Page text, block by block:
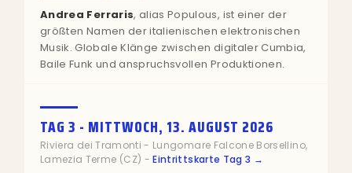
Andrea Ferraris, alias Populous, ist einer der
größten Namen der italienischen elektronischen
Musik. Globale Klänge zwischen digitaler Cumbia,
Baile Funk und anspruchsvollen Produktionen.
TAG 3 - MITTWOCH, 13. AUGUST 2026
Riviera dei Tramonti - Lungomare Falcone Borsellino,
Lamezia Terme (CZ) -Eintrittskarte Tag 3 →